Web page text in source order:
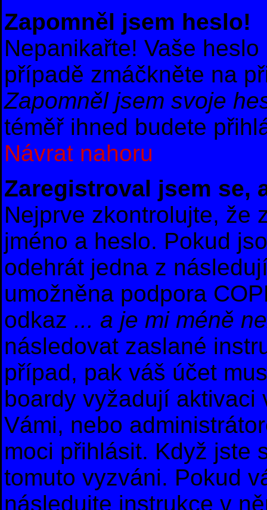
Zapomněl jsem heslo!
Nepanikařte! Vaše
případě zmáčkněte na
Zapomněl jsem svoje
téměř ihned budete
Návrat nahoru
Zaregistroval jsem se,
Nejprve zkontrolujte, že
jméno a heslo. Pokud
odehrát jedna z
umožněna podpora
odkaz ... a je mi méně
následovat zaslané
případ, pak váš účet
boardy vyžadují
Vámi, nebo
moci přihlásit. Když jste
tomuto vyzváni. Pokud
následujte instrukce v